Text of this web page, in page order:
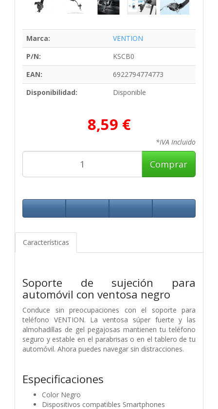
Marca:
VENTION
P/N:
KSCB0
EAN:
6922794774773
Disponibilidad:
Disponible
8,59 €
*IVA Incluido
Comprar
Características
Soporte de sujeción para
automóvil con ventosa negro
Conduce sin preocupaciones con el soporte para
teléfono VENTION. La ventosa súper fuerte y las
almohadillas de gel pegajosas mantienen tu teléfono
seguro y estable en el parabrisas o en el tablero de tu
automóvil. Ahora puedes navegar sin distracciones.
Especificaciones
Color Negro
Dispositivos compatibles Smartphones